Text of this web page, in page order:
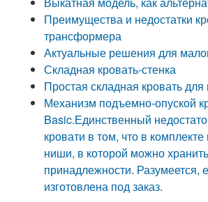
Преимущества и недостатки
трансформера
Актуальные решения для
Складная кровать-стенка
Простая складная кровать
Механизм подъемно-опуской
Basic.Единственный
кровати в том, что в
ниши, в которой можно
принадлежности. Разумеется,
изготовлена под заказ.